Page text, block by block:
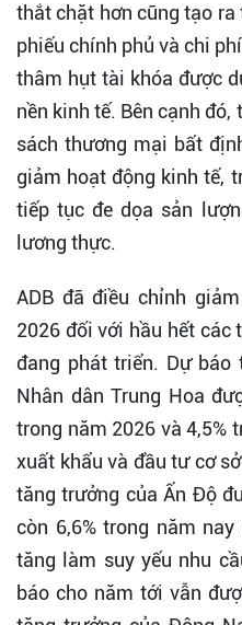
thắt chặt hơn cũng tạo
phiếu chính phủ và chi
thâm hụt tài khóa được
nền kinh tế. Bên cạnh
sách thương mại bất
giảm hoạt động kinh tế,
tiếp tục đe dọa sản
lương thực.
ADB đã điều chỉnh
2026 đối với hầu hết các
đang phát triển. Dự báo
Nhân dân Trung Hoa
trong năm 2026 và 4,5%
xuất khẩu và đầu tư cơ
tăng trưởng của Ấn Độ
còn 6,6% trong năm
tăng làm suy yếu nhu
báo cho năm tới vẫn